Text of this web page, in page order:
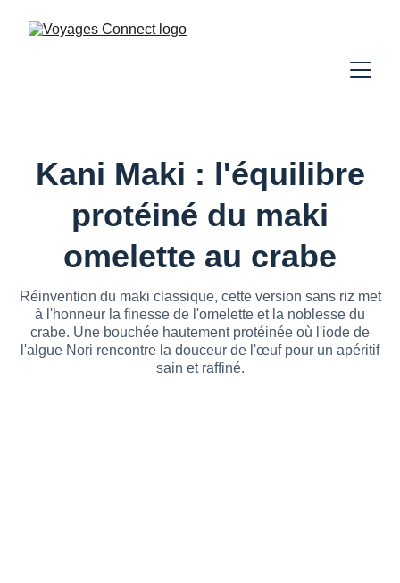
Kani Maki : l'équilibre
protéiné du maki
omelette au crabe
Réinvention du maki classique, cette version sans riz met
à l'honneur la finesse de l'omelette et la noblesse du
crabe. Une bouchée hautement protéinée où l'iode de
l'algue Nori rencontre la douceur de l'œuf pour un apéritif
sain et raffiné.